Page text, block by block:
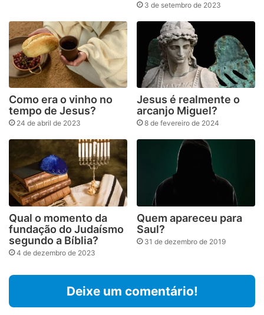
3 de setembro de 2023
Como era o vinho no
tempo de Jesus?
24 de abril de 2023
Jesus é realmente o
arcanjo Miguel?
8 de fevereiro de 2024
Qual o momento da
fundação do Judaísmo
segundo a Bíblia?
4 de dezembro de 2023
Quem apareceu para
Saul?
31 de dezembro de 2019
Deixe um comentário!